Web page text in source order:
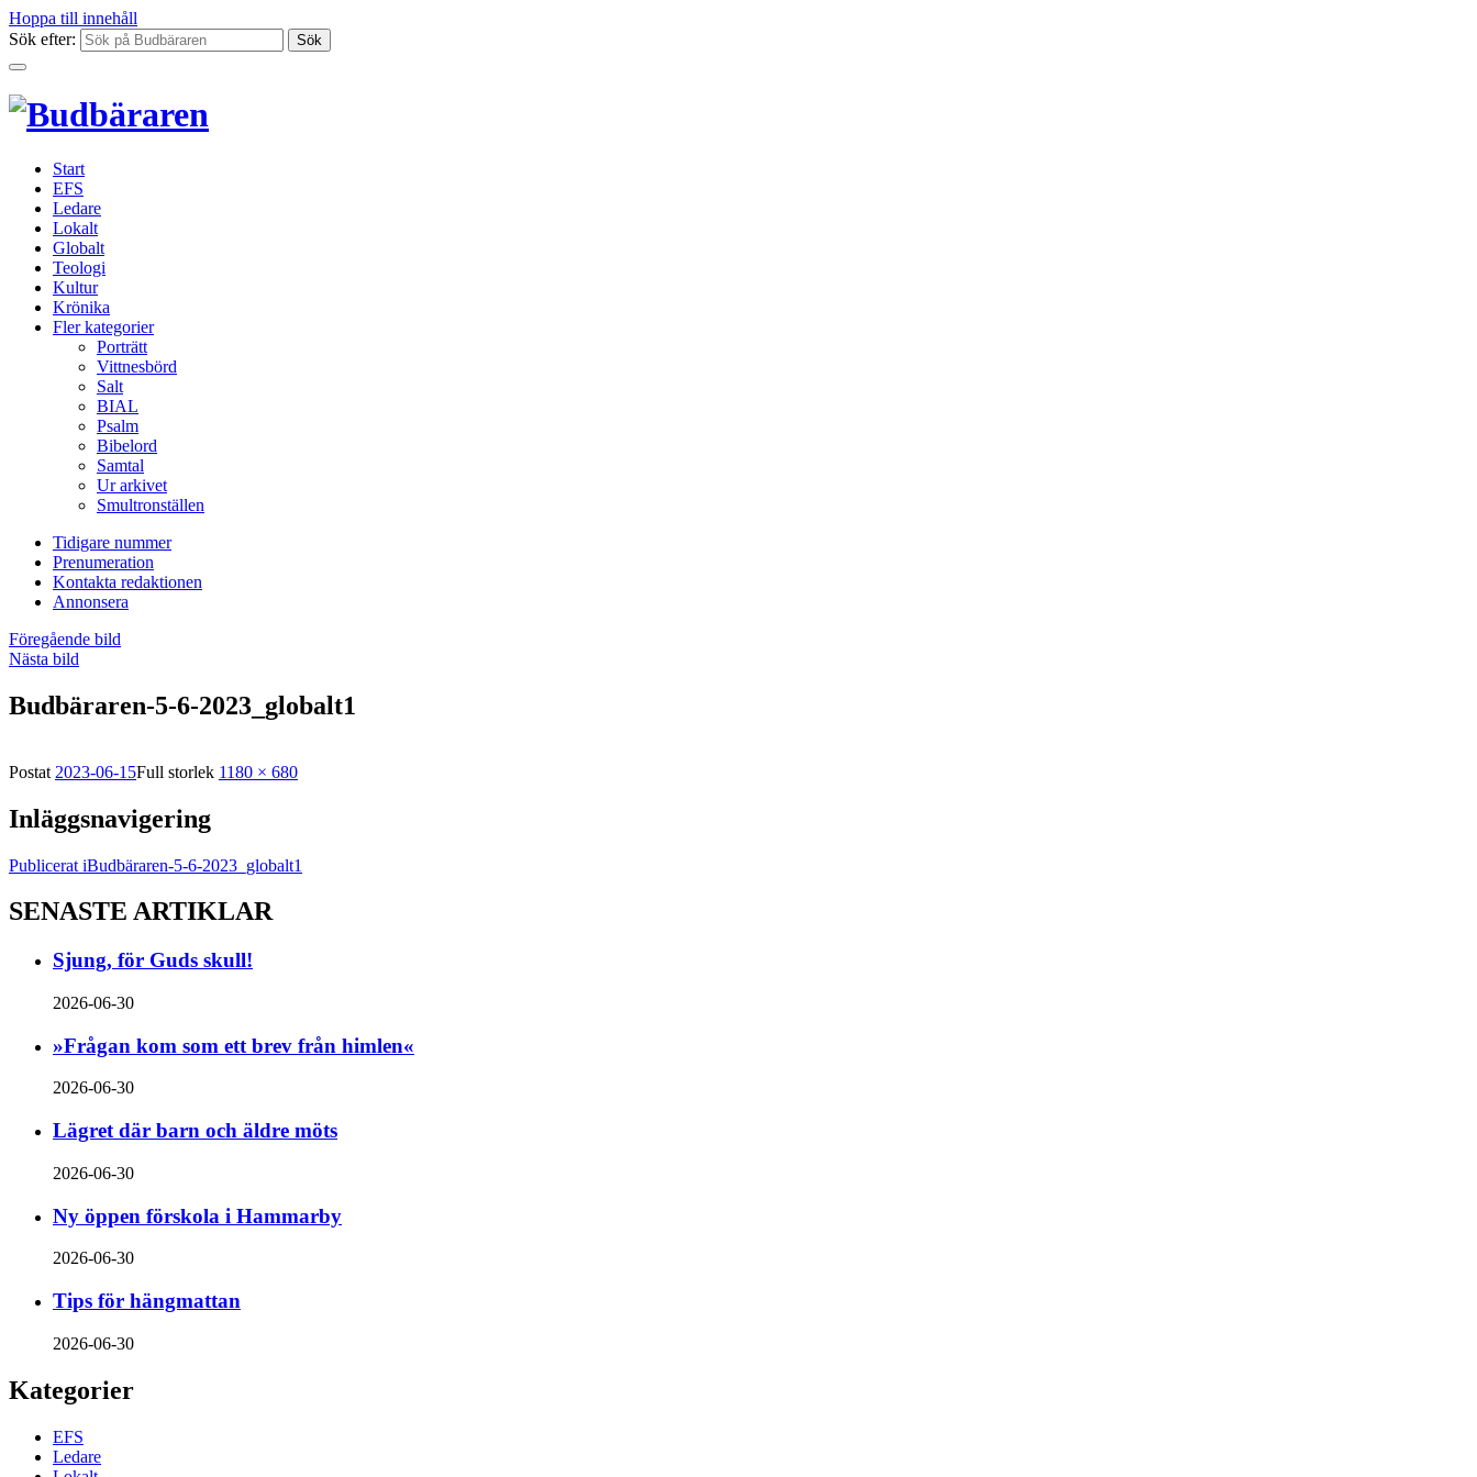
Hoppa till innehåll
Sök efter:
Start
EFS
Ledare
Lokalt
Globalt
Teologi
Kultur
Krönika
Fler kategorier
Porträtt
Vittnesbörd
Salt
BIAL
Psalm
Bibelord
Samtal
Ur arkivet
Smultronställen
Tidigare nummer
Prenumeration
Kontakta redaktionen
Annonsera
Föregående bild
Nästa bild
Budbäraren-5-6-2023_globalt1
Postat 2023-06-15Full storlek 1180 × 680
Inläggsnavigering
Publicerat iBudbäraren-5-6-2023_globalt1
SENASTE ARTIKLAR
Sjung, för Guds skull!
2026-06-30
»Frågan kom som ett brev från himlen«
2026-06-30
Lägret där barn och äldre möts
2026-06-30
Ny öppen förskola i Hammarby
2026-06-30
Tips för hängmattan
2026-06-30
Kategorier
EFS
Ledare